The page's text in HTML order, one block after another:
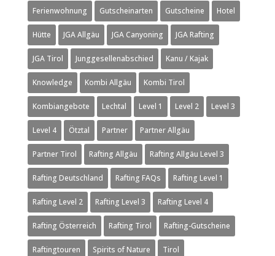
Ferienwohnung Gutscheinarten Gutscheine Hotel
Hütte JGA Allgäu JGA Canyoning JGA Rafting
JGA Tirol Junggesellenabschied Kanu / Kajak
Knowledge Kombi Allgäu Kombi Tirol
Kombiangebote Lechtal Level 1 Level 2 Level 3
Level 4 Ötztal Partner Partner Allgäu
Partner Tirol Rafting Allgäu Rafting Allgäu Level 3
Rafting Deutschland Rafting FAQs Rafting Level 1
Rafting Level 2 Rafting Level 3 Rafting Level 4
Rafting Österreich Rafting Tirol Rafting-Gutscheine
Raftingtouren Spirits of Nature Tirol